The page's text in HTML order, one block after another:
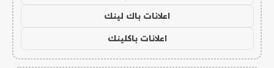
اعلانات باك لينك
اعلانات باكلينك